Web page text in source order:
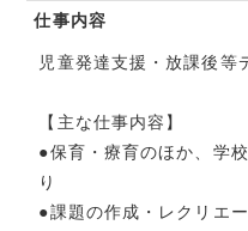
仕事内容
児童発達支援・放課後等
【主な仕事内容】
●保育・療育のほか、学
り
●課題の作成・レクリエ